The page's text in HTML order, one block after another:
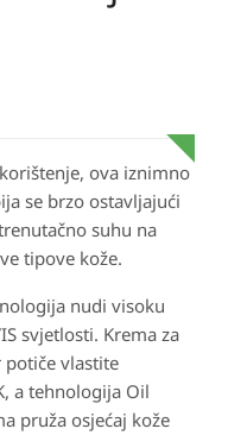
ova iznimno
se brzo ostavljajući
suhu na
tipove kože.
nudi visoku
svjetlosti. Krema za
potiče vlastite
a tehnologija Oil
pruža osjećaj kože